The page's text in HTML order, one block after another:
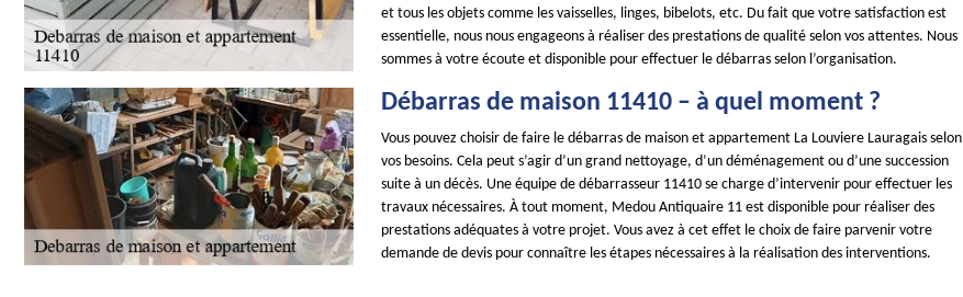
et tous les objets comme les vaisselles, linges, bibelots, etc. Du fait que votre satisfaction est
essentielle, nous nous engageons à réaliser des prestations de qualité selon vos attentes. Nous
sommes à votre écoute et disponible pour effectuer le débarras selon l’organisation.
Débarras de maison 11410 – à quel moment ?
Vous pouvez choisir de faire le débarras de maison et appartement La Louviere Lauragais selon
vos besoins. Cela peut s’agir d’un grand nettoyage, d’un déménagement ou d’une succession
suite à un décès. Une équipe de débarrasseur 11410 se charge d’intervenir pour effectuer les
travaux nécessaires. À tout moment, Medou Antiquaire 11 est disponible pour réaliser des
prestations adéquates à votre projet. Vous avez à cet effet le choix de faire parvenir votre
demande de devis pour connaître les étapes nécessaires à la réalisation des interventions.